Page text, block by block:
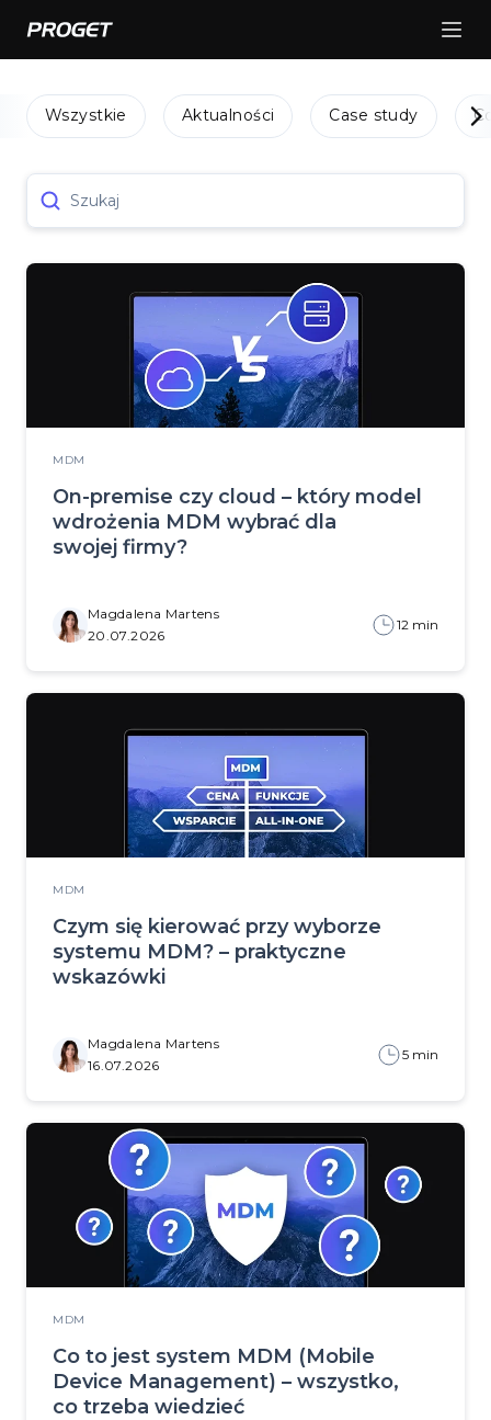
Wszystkie Aktualności Case study
Szukaj
MDM
On-premise czy cloud – który model
wdrożenia MDM wybrać dla
swojej firmy?
Magdalena Martens
20.07.2026
12 min
MDM
Czym się kierować przy wyborze
systemu MDM? – praktyczne
wskazówki
Magdalena Martens
16.07.2026
5 min
MDM
Co to jest system MDM (Mobile
Device Management) – wszystko,
co trzeba wiedzieć